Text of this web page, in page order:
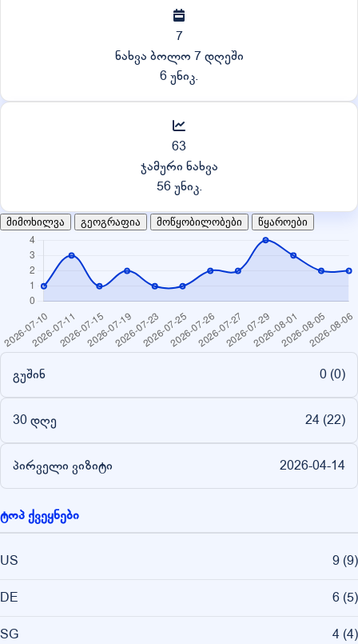
7
ნახვა ბოლო 7 დღეში
6 უნიკ.
63
ჯამური ნახვა
56 უნიკ.
მიმოხილვა გეოგრაფია მოწყობილობები წყაროები
გუშინ 0 (0)
30 დღე 24 (22)
პირველი ვიზიტი 2026-04-14
ტოპ ქვეყნები
US 9 (9)
DE 6 (5)
SG 4 (4)